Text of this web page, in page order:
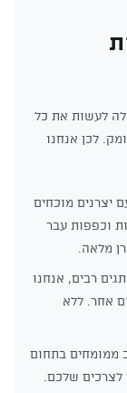
לעשות את כל
לכן אנחנו
יצרנים מוכחים
וכפפות עבר
מלאה.
רבים, אנחנו
אחר. ללא
ממומחים בתחום
לצרכים שלכם.